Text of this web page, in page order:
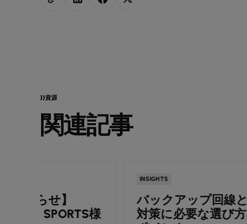
資源
関連記事
バックアップ回線とは？BCP
対策に必要な選び方と構築の